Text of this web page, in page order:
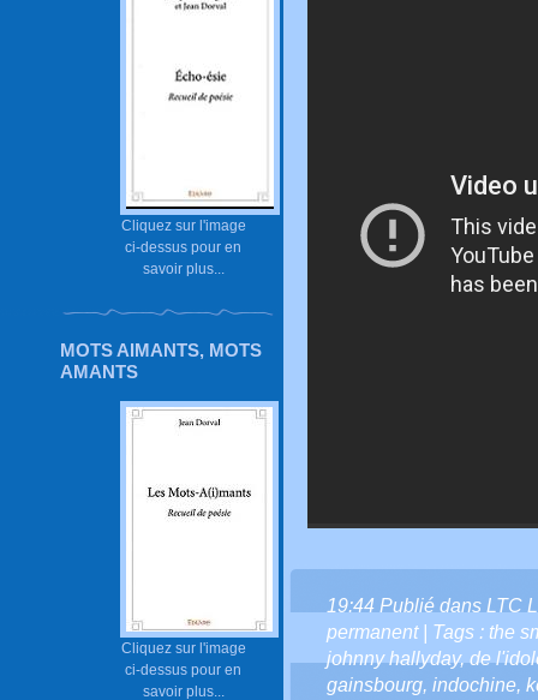
Cliquez sur l'image
ci-dessus pour en
savoir plus...
MOTS AIMANTS, MOTS
AMANTS
Cliquez sur l'image
ci-dessus pour en
savoir plus...
19:44 Publié dans LTC
permanent| Tags : the
johnny hallyday,de
gainsbourg, indochine,